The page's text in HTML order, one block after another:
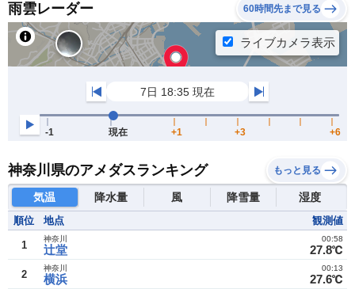
雨雲レーダー 60時間先まで見る
神奈川県のアメダスランキング もっと見る
気温 降水量 風 降雪量 湿度
順位 地点 観測値
1 辻堂
神奈川
27.8℃
00:58
2 横浜
神奈川
27.6℃
00:13